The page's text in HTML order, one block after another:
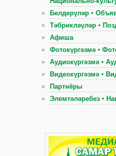
Белдерүләр ▪
Тәбрикләүләр ▪
Афиша
Фотокүргәзмә ▪
Аудиокүргәзмә ▪
Видеокүргәзмә ▪
Партнёры
Элемтәләребез ▪